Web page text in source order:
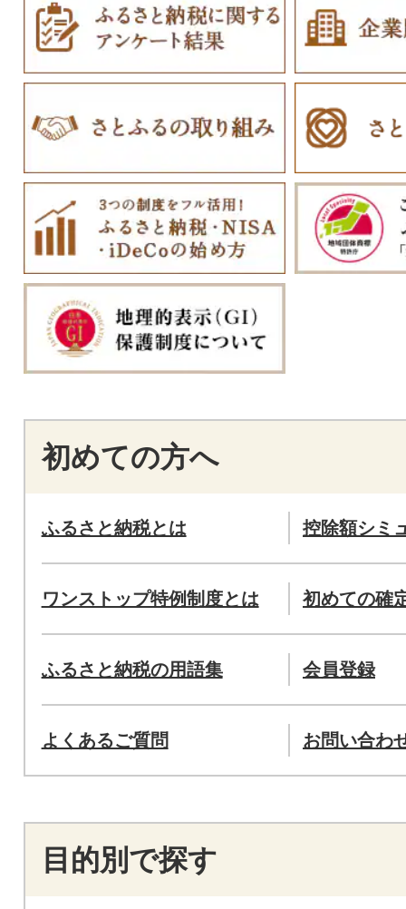
初めての方へ
ふるさと納税とは 控除額シミ
ワンストップ特例制度とは 初めての確
ふるさと納税の用語集 会員登録
よくあるご質問 お問い合わ
目的別で探す